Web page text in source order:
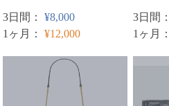
3日間： ¥8,000
1ヶ月： ¥12,000
3日間：
1ヶ月：